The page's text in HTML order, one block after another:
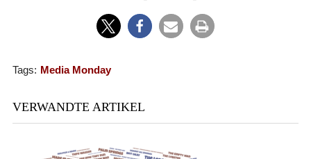
Tags: Media Monday
VERWANDTE ARTIKEL